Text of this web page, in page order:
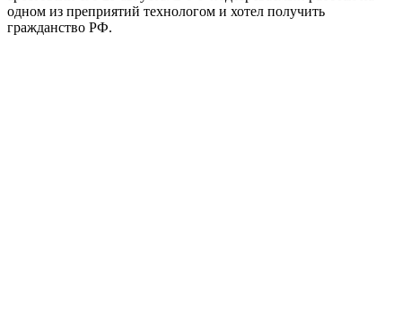
одном из преприятий технологом и хотел получить
гражданство РФ.